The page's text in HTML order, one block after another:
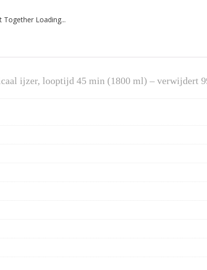
Together Loading...
ijzer, looptijd 45 min (1800 ml) – verwijdert